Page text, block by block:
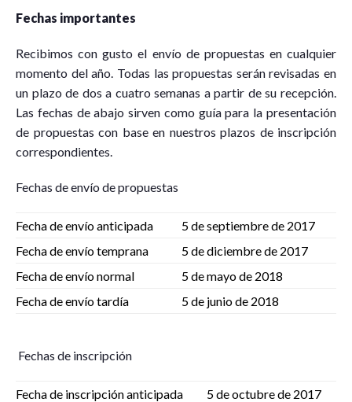
Fechas importantes
Recibimos con gusto el envío de propuestas en cualquier
momento del año. Todas las propuestas serán revisadas en
un plazo de dos a cuatro semanas a partir de su recepción.
Las fechas de abajo sirven como guía para la presentación
de propuestas con base en nuestros plazos de inscripción
correspondientes.
Fechas de envío de propuestas
Fecha de envío anticipada
5 de septiembre de 2017
Fecha de envío temprana
5 de diciembre de 2017
Fecha de envío normal
5 de mayo de 2018
Fecha de envío tardía
5 de junio de 2018
Fechas de inscripción
Fecha de inscripción anticipada
5 de octubre de 2017